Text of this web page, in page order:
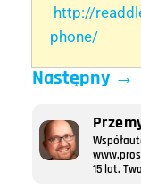
http://
phone/
Następny→
15 lat.